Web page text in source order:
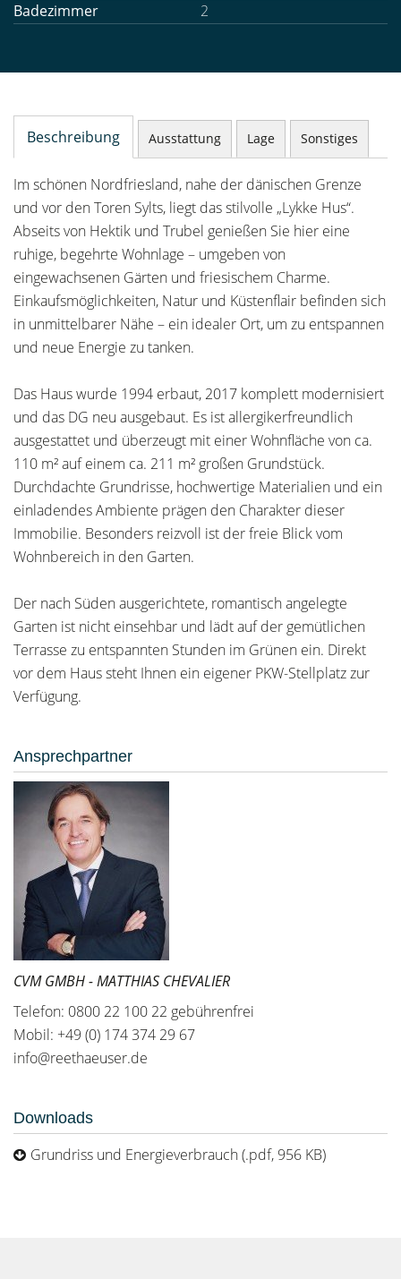
Badezimmer
2
Beschreibung Ausstattung Lage Sonstiges
Im schönen Nordfriesland, nahe der dänischen Grenze
und vor den Toren Sylts, liegt das stilvolle „Lykke Hus“.
Abseits von Hektik und Trubel genießen Sie hier eine
ruhige, begehrte Wohnlage – umgeben von
eingewachsenen Gärten und friesischem Charme.
Einkaufsmöglichkeiten, Natur und Küstenflair befinden sich
in unmittelbarer Nähe – ein idealer Ort, um zu entspannen
und neue Energie zu tanken.
Das Haus wurde 1994 erbaut, 2017 komplett modernisiert
und das DG neu ausgebaut. Es ist allergikerfreundlich
ausgestattet und überzeugt mit einer Wohnfläche von ca.
110 m² auf einem ca. 211 m² großen Grundstück.
Durchdachte Grundrisse, hochwertige Materialien und ein
einladendes Ambiente prägen den Charakter dieser
Immobilie. Besonders reizvoll ist der freie Blick vom
Wohnbereich in den Garten.
Der nach Süden ausgerichtete, romantisch angelegte
Garten ist nicht einsehbar und lädt auf der gemütlichen
Terrasse zu entspannten Stunden im Grünen ein. Direkt
vor dem Haus steht Ihnen ein eigener PKW-Stellplatz zur
Verfügung.
Ansprechpartner
CVM GMBH - MATTHIAS CHEVALIER
Telefon: 0800 22 100 22 gebührenfrei
Mobil: +49 (0) 174 374 29 67
info@reethaeuser.de
Downloads
Grundriss und Energieverbrauch (.pdf, 956 KB)